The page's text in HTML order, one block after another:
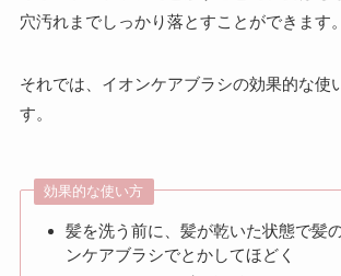
穴汚れまでしっかり落とすことができます。
それでは、イオンケアブラシの効果的な使
す。
効果的な使い方
髪を洗う前に、髪が乾いた状態で髪
ンケアブラシでとかしてほどく